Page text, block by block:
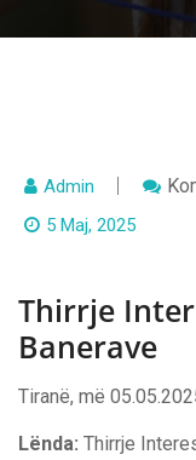
Admin
5 Maj, 2025
Thirrje
Banerave
Tiranë, më
Lënda: Thirrje